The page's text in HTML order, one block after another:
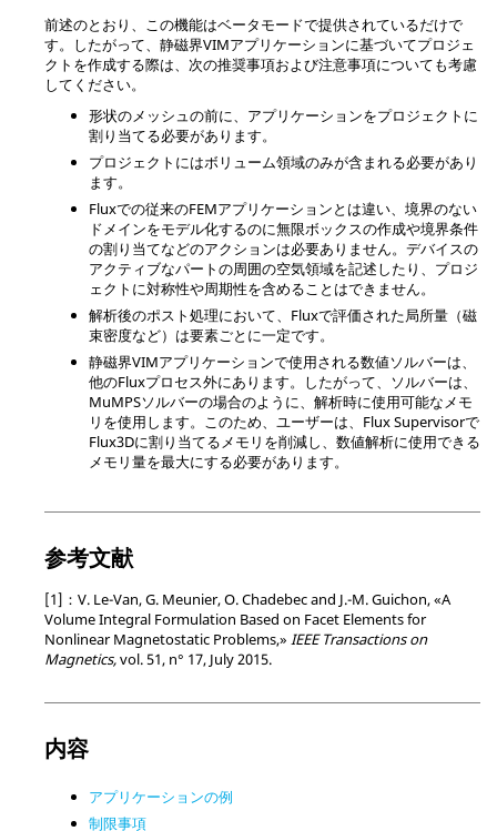
前述のとおり、この機能はベータモードで提供されているだけで
す。したがって、静磁界VIMアプリケーションに基づいてプロジェ
クトを作成する際は、次の推奨事項および注意事項についても考慮
してください。
形状のメッシュの前に、アプリケーションをプロジェクトに
割り当てる必要があります。
プロジェクトにはボリューム領域のみが含まれる必要があり
ます。
Fluxでの従来のFEMアプリケーションとは違い、境界のない
ドメインをモデル化するのに無限ボックスの作成や境界条件
の割り当てなどのアクションは必要ありません。デバイスの
アクティブなパートの周囲の空気領域を記述したり、プロジ
ェクトに対称性や周期性を含めることはできません。
解析後のポスト処理において、Fluxで評価された局所量（磁
束密度など）は要素ごとに一定です。
静磁界VIMアプリケーションで使用される数値ソルバーは、
他のFluxプロセス外にあります。したがって、ソルバーは、
MuMPSソルバーの場合のように、解析時に使用可能なメモ
リを使用します。このため、ユーザーは、Flux Supervisorで
Flux3Dに割り当てるメモリを削減し、数値解析に使用できる
メモリ量を最大にする必要があります。
参考文献
[1]：V. Le-Van, G. Meunier, O. Chadebec and J.-M. Guichon, «A
Volume Integral Formulation Based on Facet Elements for
Nonlinear Magnetostatic Problems,» IEEE Transactions on
Magnetics,vol. 51, n° 17, July 2015.
内容
アプリケーションの例
制限事項